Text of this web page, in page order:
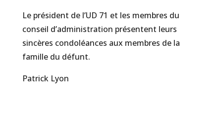
Le président de l’UD 71 et les membres du
conseil d’administration présentent leurs
sincères condoléances aux membres de la
famille du défunt.
Patrick Lyon